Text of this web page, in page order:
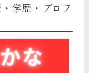
学歴・プロフ